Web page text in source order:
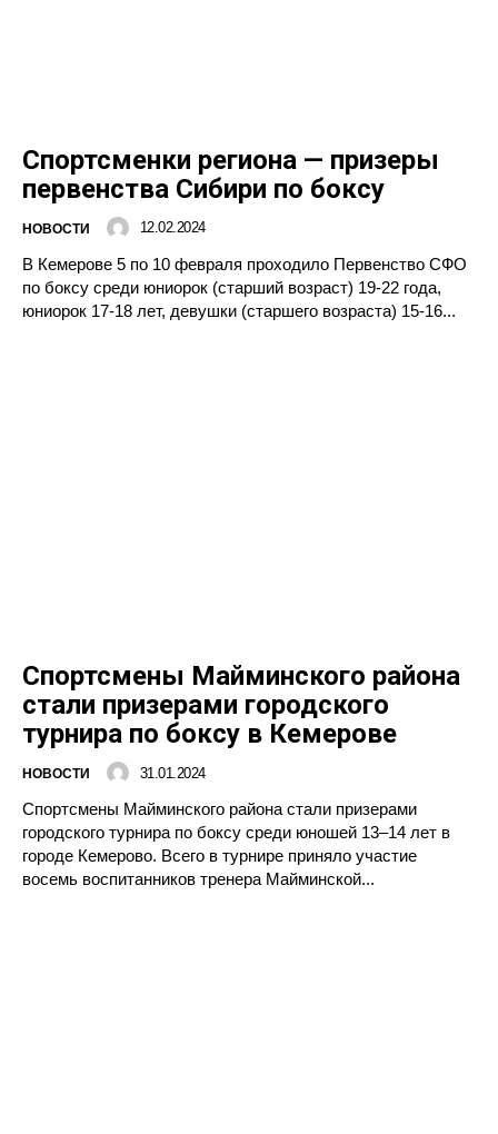
Спортсменки региона — призеры
первенства Сибири по боксу
НОВОСТИ 12.02.2024
В Кемерове 5 по 10 февраля проходило Первенство СФО
по боксу среди юниорок (старший возраст) 19-22 года,
юниорок 17-18 лет, девушки (старшего возраста) 15-16...
Спортсмены Майминского района
стали призерами городского
турнира по боксу в Кемерове
НОВОСТИ 31.01.2024
Спортсмены Майминского района стали призерами
городского турнира по боксу среди юношей 13–14 лет в
городе Кемерово. Всего в турнире приняло участие
восемь воспитанников тренера Майминской...